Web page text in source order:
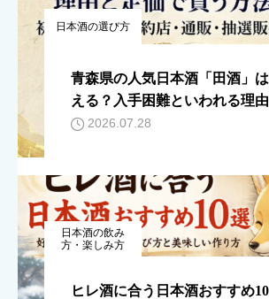
日本酒の選び方
青森県の人気日本酒「田酒」
える？入手困難といわれる理
法を紹介
2026.07.28
日本酒の飲み
方・楽しみ方
ヒレ酒に合う日本酒おすすめ